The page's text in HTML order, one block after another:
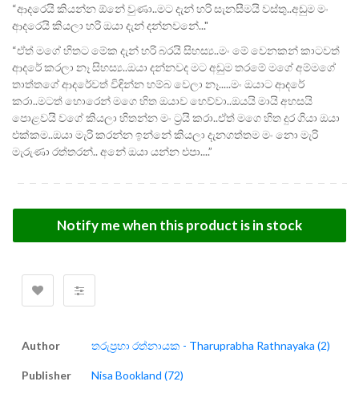
“ආදරෙයි කියන්න ඕනේ වුණා..මට දැන් හරි සැනසීමයි වස්තු..අඩුම මං
ආදරෙයි කියලා හරි ඔයා දැන් දන්නවනේ..."
“ඒත් මගේ හිතට මේක දැන් හරි බරයි සිහස්‍ය..මං මේ වෙනකන් කාටවත්
ආදරේ කරලා නෑ සිහස්‍ය..ඔයා දන්නවද මට අඩුම තරමේ මගේ අම්මගේ
තාත්තගේ ආදරේවත් විඳින්න හම්බ වෙලා නෑ.....මං ඔයාට ආදරේ
කරා..මටත් හොරෙන් මගෙ හිත ඔයාව හෙව්වා..ඔයයි මායි අහසයි
පොළවයි වගේ කියලා හිතන්න මං ට්‍රයි කරා..ඒත් මගෙ හිත දුර ගියා ඔයා
එක්කම..ඔයා මැරි කරන්න ඉන්නේ කියලා දැනගත්තම මං නො මැරි
මැරුණා රත්තරන්.. අනේ ඔයා යන්න එපා....”
Notify me when this product is in stock
Author තරුප්‍රභා රත්නායක - Tharuprabha Rathnayaka (2)
Publisher Nisa Bookland (72)